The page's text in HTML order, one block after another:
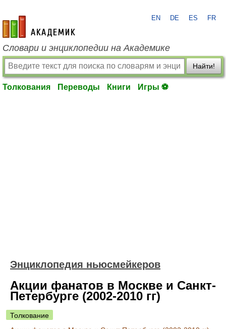
academic.ru
EN DE ES FR
Словари и энциклопедии на Академике
Найти!
Толкования Переводы Книги Игры ⚽
Энциклопедия ньюсмейкеров
Акции фанатов в Москве и Санкт-
Петербурге (2002-2010 гг)
Толкование